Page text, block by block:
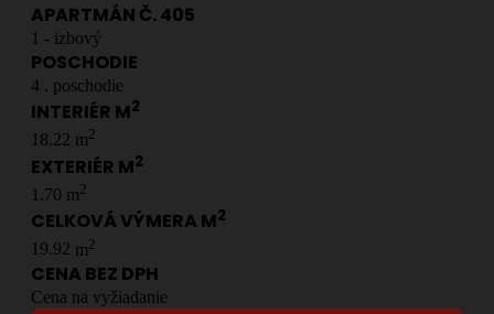
APARTMÁN Č.405
1 - izbový
POSCHODIE
4 . poschodie
INTERIÉR M2
18.22 m2
EXTERIÉR M2
1.70 m2
CELKOVÁ VÝMERA M2
19.92 m2
CENA BEZ DPH
Cena na vyžiadanie